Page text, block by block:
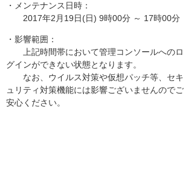
・メンテナンス日時：
2017年2月19日(日) 9時00分 ～ 17時00分
・影響範囲：
上記時間帯において管理コンソールへのロ
グインができない状態となります。
なお、ウイルス対策や仮想パッチ等、セキ
ュリティ対策機能には影響ございませんのでご
安心ください。